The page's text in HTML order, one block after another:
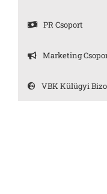
PR Csoport
Marketing
VBK Külügyi